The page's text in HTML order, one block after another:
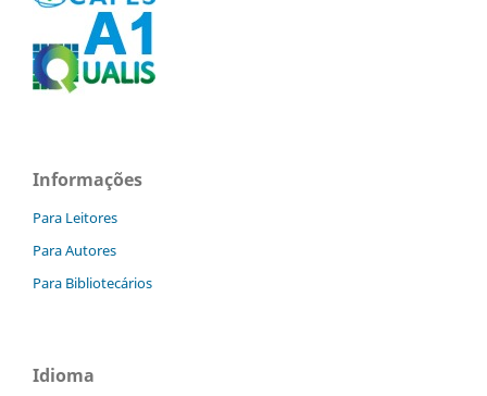
Informações
Para Leitores
Para Autores
Para Bibliotecários
Idioma